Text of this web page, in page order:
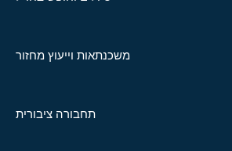
משכנתאות וייעוץ מחזור
תחבורה ציבורית